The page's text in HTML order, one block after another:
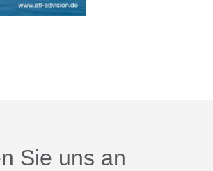
Sie uns an